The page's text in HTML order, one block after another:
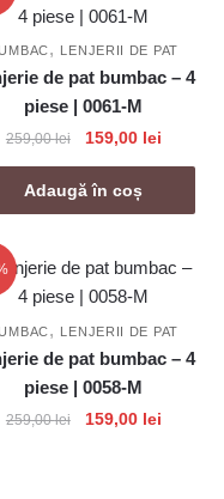
multe
variații.
Opțiunile
pot
fi
în
pagina
, LENJERII DE PAT
de pat bumbac – 4
piese | 0061-M
259,00lei
Prețul
inițial
a
fost:
159,00 leiPrețul
curent
159,00
Adaugă în coș
, LENJERII DE PAT
de pat bumbac – 4
piese | 0058-M
259,00lei
Prețul
159,00 leiPrețul